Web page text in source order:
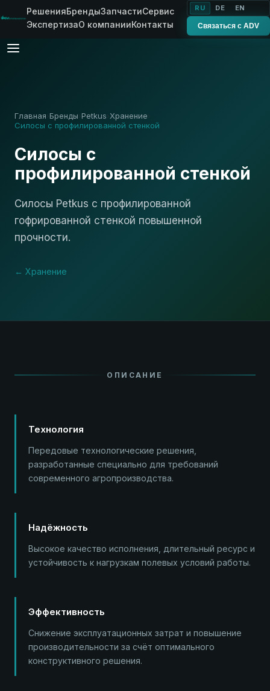
РешенияБрендыЗапчастиСервис
ЭкспертизаО компанииКонтакты
RU DE EN
Связаться с ADV
Главная› Бренды Petkus Хранение
Силосы с профилированной стенкой
Силосы с
профилированной стенкой
Силосы Petkus с профилированной
гофрированной стенкой повышенной
прочности.
← Хранение
ОПИСАНИЕ
Технология
Передовые технологические решения,
разработанные специально для требований
современного агропроизводства.
Надёжность
Высокое качество исполнения, длительный ресурс и
устойчивость к нагрузкам полевых условий работы.
Эффективность
Снижение эксплуатационных затрат и повышение
производительности за счёт оптимального
конструктивного решения.